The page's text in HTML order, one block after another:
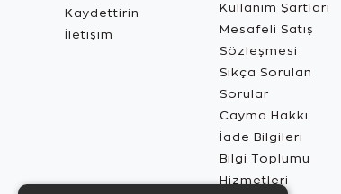
Kaydettirin
İletişim
Kullanım Şartları
Mesafeli Satış
Sözleşmesi
Sıkça Sorulan
Sorular
Cayma Hakkı
İade Bilgileri
Bilgi Toplumu
Hizmetleri